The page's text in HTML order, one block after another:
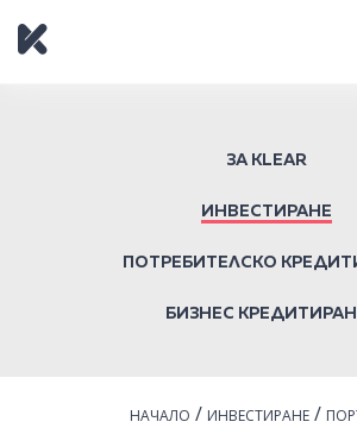
ЗА KLEAR
ИНВЕСТИРАНЕ
ПОТРЕБИТЕЛСКО
БИЗНЕС
НАЧАЛО / ИНВЕСТИРАНЕ/